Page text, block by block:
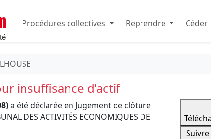
Procédures collectives Reprendre Céder
insuffisance d'actif
a été déclarée en Jugement de clôture
DES ACTIVITÉS ECONOMIQUES DE
Suivre